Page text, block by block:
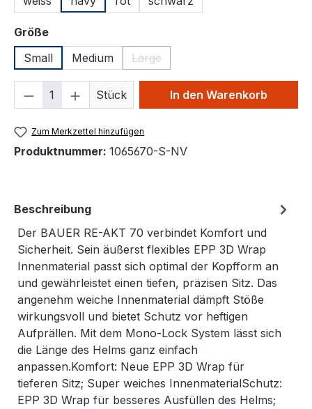
Größeauswählen
Small
Medium Large
(Diese Option ist zurzeit nicht
Produkt Anzahl: Gib den
Stück In den Warenkorb
Zum Merkzettel hinzufügen
Produktnummer: 1065670-S-NV
Beschreibung
Der BAUER RE-AKT 70 verbindet Komfort und
Sicherheit. Sein äußerst flexibles EPP 3D Wrap
Innenmaterial passt sich optimal der Kopfform an
und gewährleistet einen tiefen, präzisen Sitz. Das
angenehm weiche Innenmaterial dämpft Stöße
wirkungsvoll und bietet Schutz vor heftigen
Aufprällen. Mit dem Mono-Lock System lässt sich
die Länge des Helms ganz einfach
anpassen.Komfort: Neue EPP 3D Wrap für
tieferen Sitz; Super weiches InnenmaterialSchutz:
EPP 3D Wrap für besseres Ausfüllen des Helms;